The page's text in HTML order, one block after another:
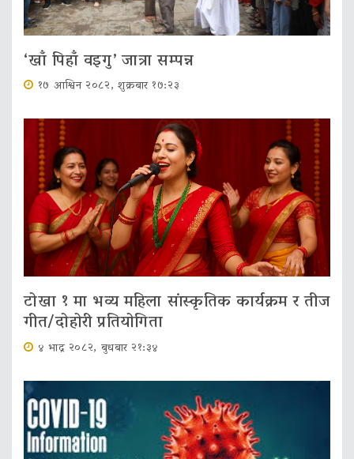
‘खाँ पिहाँ वइगु’ जात्रा सम्पन्न
१७ आश्विन २०८२, शुक्रबार १७:२३
टोखा १ मा भव्य महिला सांस्कृतिक कार्यक्रम र तीज
गीत/दोहोरी प्रतियोगिता
४ भाद्र २०८२, बुधबार २१:३४